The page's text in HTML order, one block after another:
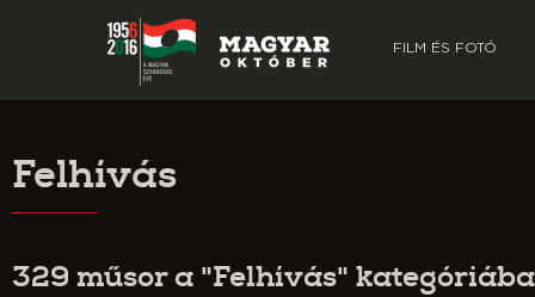
FILM ÉS FOTÓ
Felhívás
329 műsor a "Felhívás"